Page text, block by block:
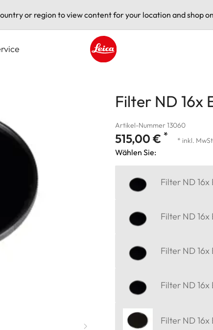
or region to view content for your location and shop
Filter ND 16x
Artikel-Nummer 13060
515,00 € * * inkl.
Wählen Sie:
Filter ND
Filter ND
Filter ND
Filter ND
Filter ND